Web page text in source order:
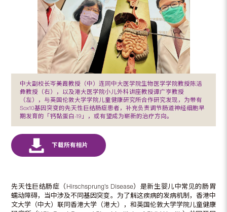
中大副校长岑美霞教授（中）连同中大医学院生物医学学院教授陈活
彜教授（右），以及港大医学院小儿外科讲座教授谭广亨教授
（左），与英国伦敦大学学院儿童健康研究所合作研究发现，为带有
Sox10基因突变的先天性巨结肠症患者，补充负责调节肠道神经细胞早
期发育的「钙黏蛋白-19」，或有望成为崭新的治疗方向。
先天性巨结肠症（Hirschsprung’s Disease）是新生婴儿中常见的肠胃
蠕动障碍，当中涉及不同基因突变。为了解这疾病的发病机制，香港中
文大学（中大）联同香港大学（港大），和英国伦敦大学学院儿童健康